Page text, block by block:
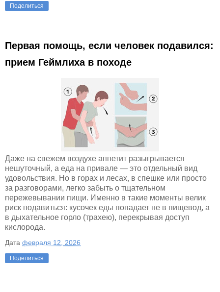
Поделиться
Первая помощь, если человек подавился:
прием Геймлиха в походе
Даже на свежем воздухе аппетит разыгрывается
нешуточный, а еда на привале — это отдельный вид
удовольствия. Но в горах и лесах, в спешке или просто
за разговорами, легко забыть о тщательном
пережевывании пищи. Именно в такие моменты велик
риск подавиться: кусочек еды попадает не в пищевод, а
в дыхательное горло (трахею), перекрывая доступ
кислорода.
Дата февраля 12, 2026
Поделиться